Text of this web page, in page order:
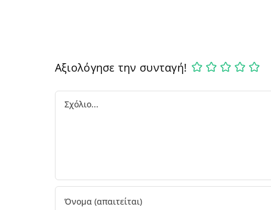
Αξιολόγησε την συνταγή!
Comment